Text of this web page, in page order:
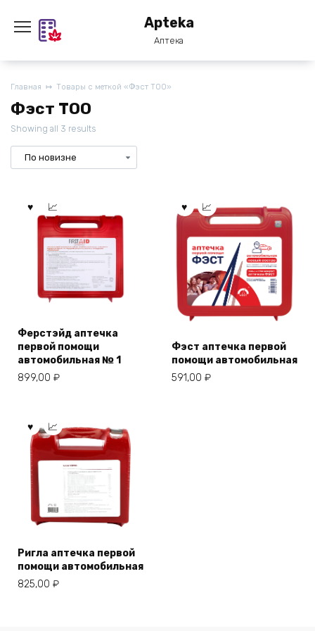
содержанию
Apteka
Аптека
Главная Товары с меткой «Фэст ТОО»
Фэст ТОО
Showing all 3 results
Ферстэйд аптечка
первой помощи
автомобильная № 1
899,00 ₽
Фэст аптечка первой
помощи автомобильная
591,00 ₽
Ригла аптечка первой
помощи автомобильная
825,00 ₽